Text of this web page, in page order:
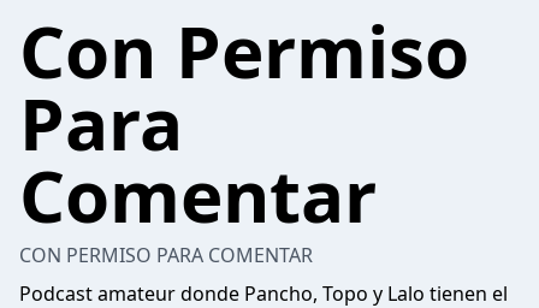
Con Permiso
Para
Comentar
CON PERMISO PARA COMENTAR
Podcast amateur donde Pancho, Topo y Lalo tienen el